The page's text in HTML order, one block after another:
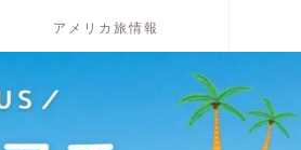
アメリカ旅情報